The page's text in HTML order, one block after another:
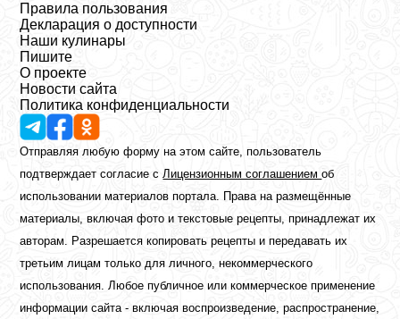
Правила пользования
Декларация о доступности
Наши кулинары
Пишите
О проекте
Новости сайта
Политика конфиденциальности
Отправляя любую форму на этом сайте, пользователь
подтверждает согласие сЛицензионным соглашениемоб
использовании материалов портала. Права на размещённые
материалы, включая фото и текстовые рецепты, принадлежат их
авторам. Разрешается копировать рецепты и передавать их
третьим лицам только для личного, некоммерческого
использования. Любое публичное или коммерческое применение
информации сайта - включая воспроизведение, распространение,